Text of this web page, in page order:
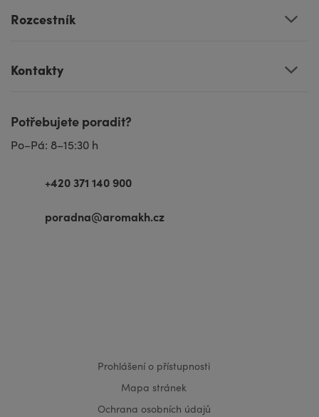
Rozcestník
Kontakty
Potřebujete poradit?
Po–Pá: 8–15:30 h
+420 371 140 900
poradna@aromakh.cz
Prohlášení o přístupnosti
Mapa stránek
Ochrana osobních údajů